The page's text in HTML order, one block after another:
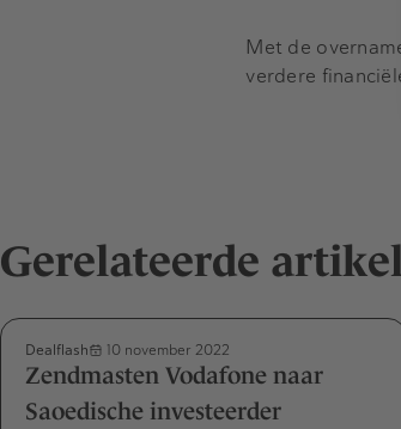
Met de
verdere
Gerelateerde
Dealflash 10 november 2022
Zendmasten Vodafone naar
Saoedische investeerder